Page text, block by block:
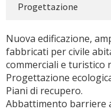
Progettazione
Nuova edificazione,
fabbricati per civile
commerciali e turistico
Progettazione
Piani di recupero.
Abbattimento barriere